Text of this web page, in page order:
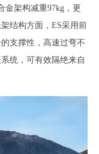
金架构减重97kg，更
结构方面，ES采用前
支撑性，高速过弯不
统，可有效隔绝来自